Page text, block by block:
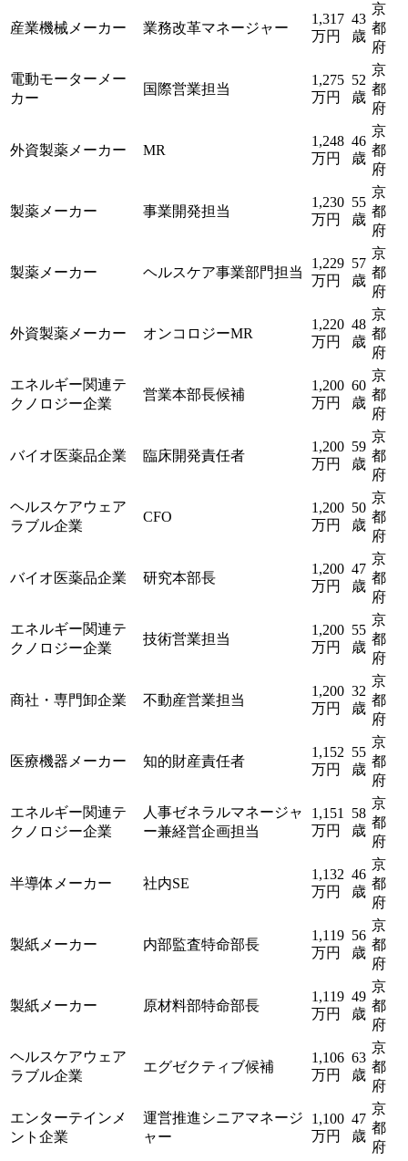
産業機械メーカー 業務改革マネージャー
1,317
万円
43
歳
京
都
府
電動モーターメー
カー
国際営業担当
1,275
万円
52
歳
京
都
府
外資製薬メーカー MR
1,248
万円
46
歳
京
都
府
製薬メーカー 事業開発担当
1,230
万円
55
歳
京
都
府
製薬メーカー ヘルスケア事業部門担当
1,229
万円
57
歳
京
都
府
外資製薬メーカー オンコロジーMR
1,220
万円
48
歳
京
都
府
エネルギー関連テ
クノロジー企業
営業本部長候補
1,200
万円
60
歳
京
都
府
バイオ医薬品企業 臨床開発責任者
1,200
万円
59
歳
京
都
府
ヘルスケアウェア
ラブル企業
CFO
1,200
万円
50
歳
京
都
府
バイオ医薬品企業 研究本部長
1,200
万円
47
歳
京
都
府
エネルギー関連テ
クノロジー企業
技術営業担当
1,200
万円
55
歳
京
都
府
商社・専門卸企業 不動産営業担当
1,200
万円
32
歳
京
都
府
医療機器メーカー 知的財産責任者
1,152
万円
55
歳
京
都
府
エネルギー関連テ
クノロジー企業
人事ゼネラルマネージャ
ー兼経営企画担当
1,151
万円
58
歳
京
都
府
半導体メーカー 社内SE
1,132
万円
46
歳
京
都
府
製紙メーカー 内部監査特命部長
1,119
万円
56
歳
京
都
府
製紙メーカー 原材料部特命部長
1,119
万円
49
歳
京
都
府
ヘルスケアウェア
ラブル企業
エグゼクティブ候補
1,106
万円
63
歳
京
都
府
エンターテインメ
ント企業
運営推進シニアマネージ
ャー
1,100
万円
47
歳
京
都
府